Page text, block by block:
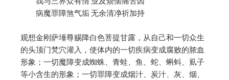
病魔罪障煞气垢 无余清净祈加持
观想金刚萨埵尊赐降白色菩提甘露，从自己和一切众生
的头顶门梵穴灌入，使体内的一切疾病变成腐败的脓血
形象；一切魔障变成蜘蛛、青蛙、鱼、蛇、蝌蚪、虱子
等小含生的形象；一切罪障变成烟汁、炭汁、灰、烟、